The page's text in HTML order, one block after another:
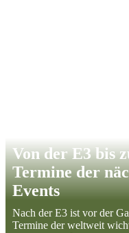
Von der E3 bis
Termine der
Events
Nach der E3 ist vor der
Termine der weltweit